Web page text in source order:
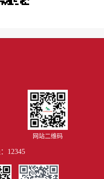
网站二维码
12345